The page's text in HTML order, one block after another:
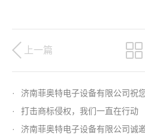
上一篇
·
济南菲奥特电子设备有限公司祝
·
打击商标侵权，我们一直在行动
·
济南菲奥特电子设备有限公司诚邀您莅临